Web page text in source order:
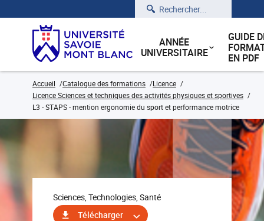
Rechercher
ANNÉE
UNIVERSITAIRE
GUIDE
EN PDF
Accueil Catalogue des formations
Licence
Licence Sciences et techniques des activités physiques et sportives
L3 - STAPS - mention ergonomie du sport et performance motrice
Sciences, Technologies, Santé
Télécharger